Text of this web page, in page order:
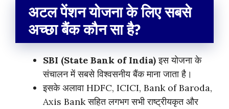
अटल पेंशन योजना के लिए सबसे
अच्छा बैंक कौन सा है?
SBI (State Bank of India)इस योजना के
संचालन में सबसे विश्वसनीय बैंक माना जाता है।
इसके अलावा HDFC, ICICI, Bank of Baroda,
Axis Bank सहित लगभग सभी राष्ट्रीयकृत और